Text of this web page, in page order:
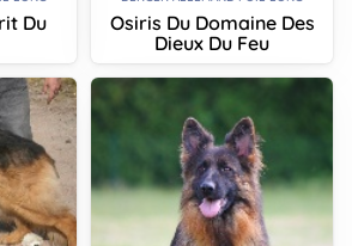
Du
Osiris Du Domaine Des
Dieux Du Feu